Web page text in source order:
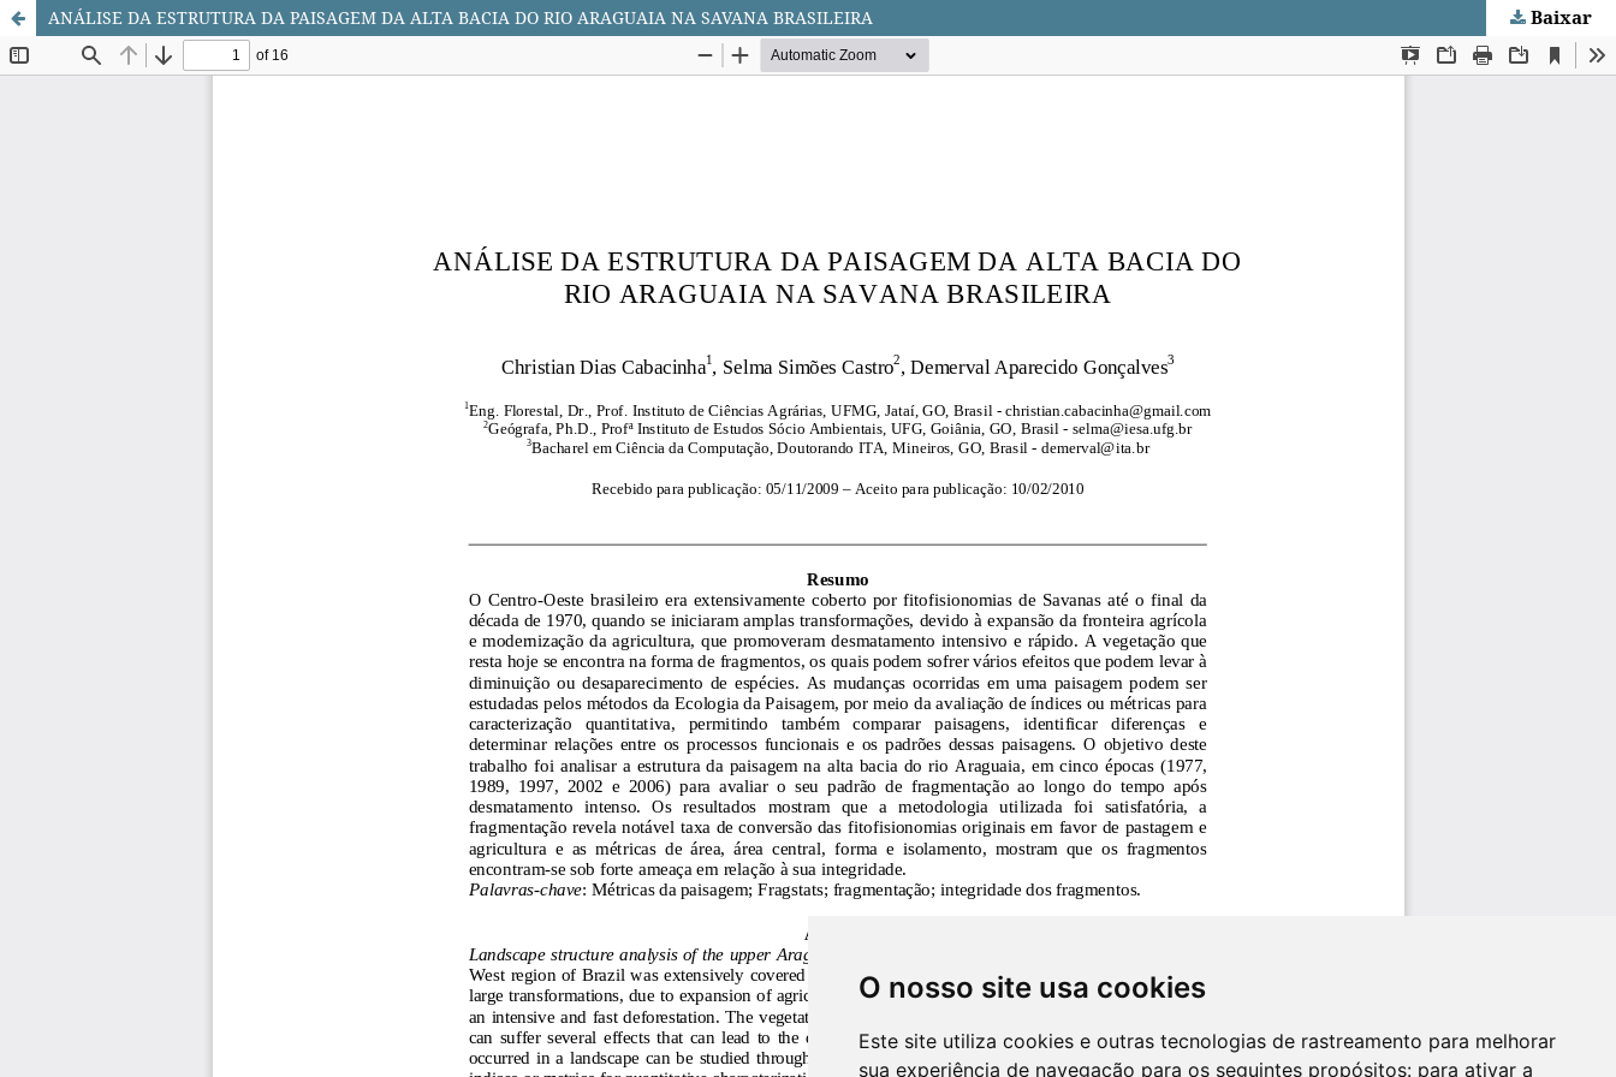
O nosso site usa cookies
Este site utiliza cookies e outras tecnologias de rastreamento para melhorar
sua experiência de navegação para os seguintes propósitos: para ativar a
ANÁLISE DA ESTRUTURA DA PAISAGEM DA ALTA BACIA DO RIO ARAGUAIA NA SAVANA BRASILEIRA Baixar